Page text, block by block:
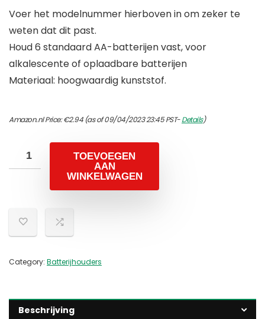
Voer het modelnummer hierboven in om zeker te
weten dat dit past.
Houd 6 standaard AA-batterijen vast, voor
alkalescente of oplaadbare batterijen
Materiaal: hoogwaardig kunststof.
Amazon.nl Price:€2.94(as of 09/04/2023 23:45 PST-Details)
TOEVOEGEN
AAN
WINKELWAGEN
Category: Batterijhouders
Beschrijving